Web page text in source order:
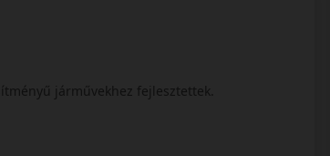
járművekhez fejlesztettek.